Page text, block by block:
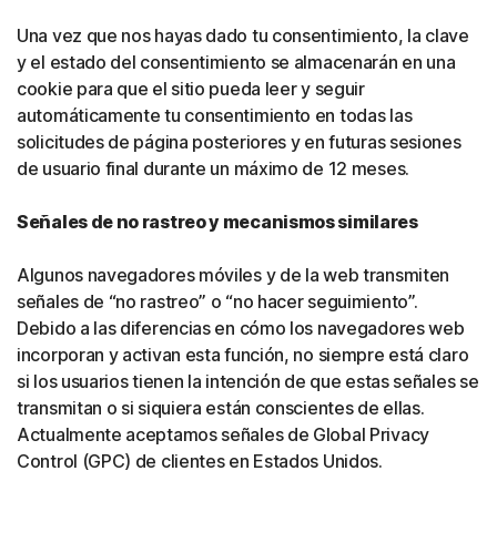
Una vez que nos hayas dado tu consentimiento, la clave
y el estado del consentimiento se almacenarán en una
cookie para que el sitio pueda leer y seguir
automáticamente tu consentimiento en todas las
solicitudes de página posteriores y en futuras sesiones
de usuario final durante un máximo de 12 meses.
Señales de no rastreo y mecanismos similares
Algunos navegadores móviles y de la web transmiten
señales de “no rastreo” o “no hacer seguimiento”.
Debido a las diferencias en cómo los navegadores web
incorporan y activan esta función, no siempre está claro
si los usuarios tienen la intención de que estas señales se
transmitan o si siquiera están conscientes de ellas.
Actualmente aceptamos señales de Global Privacy
Control (GPC) de clientes en Estados Unidos.